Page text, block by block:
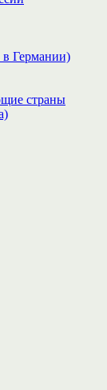
Германии)
страны